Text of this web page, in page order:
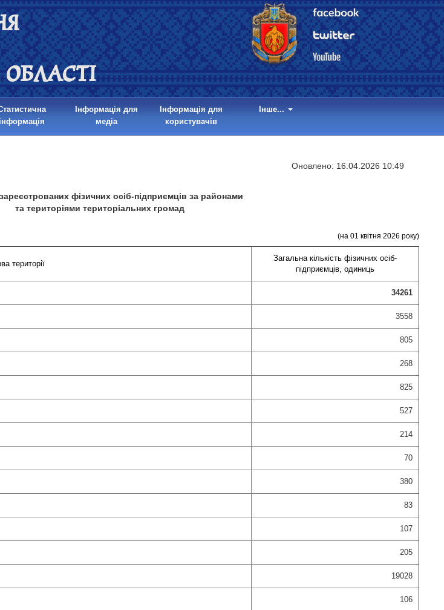
інформація
Інформація для
медіа
Інформація для
користувачів
Інше...
Оновлено: 16.04.2026 10:49
зареєстрованих фізичних осіб-підприємців за районами
та територіями територіальних громад
(на 01 квітня 2026 року)
території
Загальна кількість фізичних осіб-
підприємців, одиниць
34261
3558
805
268
825
527
214
70
380
83
107
205
19028
106